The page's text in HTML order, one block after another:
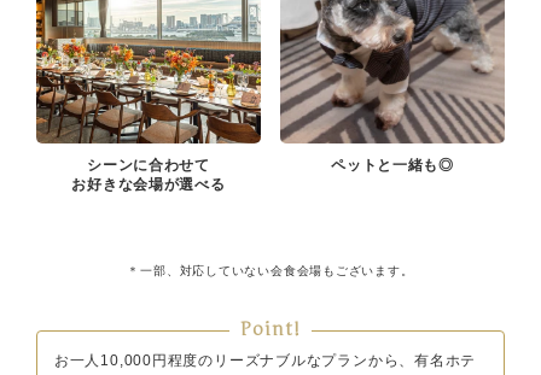
シーンに合わせて
お好きな会場が選べる
ペットと一緒も◎
＊一部、対応していない会食会場もございます。
Point!
お一人10,000円程度のリーズナブルなプランから、有名ホテ